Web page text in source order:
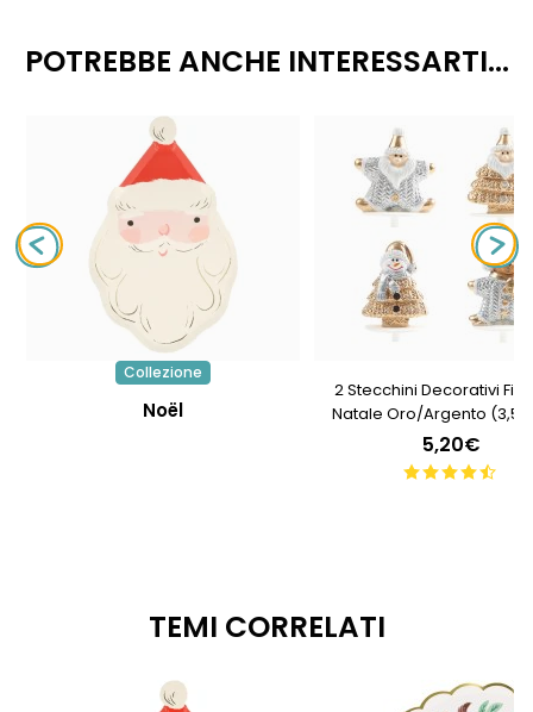
POTREBBE ANCHE INTERESSARTI...
Collezione
Noël
2 Stecchini Decorativi
Natale Oro/Argento (3,5
Plastica
5,20€
TEMI CORRELATI